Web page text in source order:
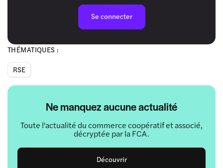
THÉMATIQUES :
RSE
Ne manquez aucune actualité
Toute l'actualité du commerce coopératif et associé,
décryptée par la FCA.
Découvrir
Se connecter